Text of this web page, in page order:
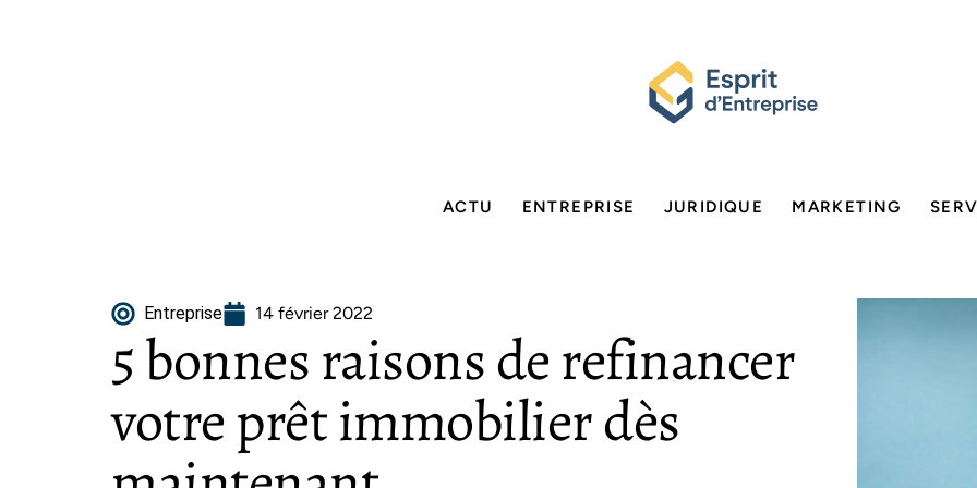
ACTU ENTREPRISE JURIDIQUE MARKETING
Entreprise 14 février 2022
5 bonnes raisons de refinancer
votre prêt immobilier dès